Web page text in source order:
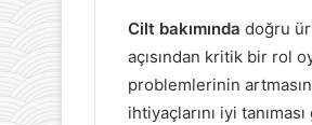
Cilt bakımında doğru
açısından kritik bir rol
problemlerinin
ihtiyaçlarını iyi